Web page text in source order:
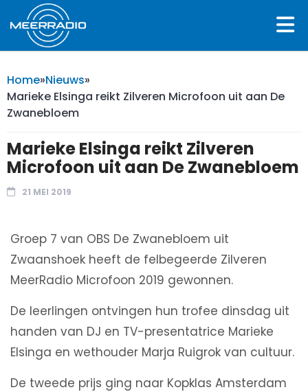
Home»Nieuws»
Marieke Elsinga reikt Zilveren Microfoon uit aan De
Zwanebloem
Marieke Elsinga reikt Zilveren
Microfoon uit aan De Zwanebloem
21 MEI 2019
Groep 7 van OBS De Zwanebloem uit
Zwaanshoek heeft de felbegeerde Zilveren
MeerRadio Microfoon 2019 gewonnen.
De leerlingen ontvingen hun trofee dinsdag uit
handen van DJ en TV-presentatrice Marieke
Elsinga en wethouder Marja Ruigrok van cultuur.
De tweede prijs ging naar Kopklas Amsterdam